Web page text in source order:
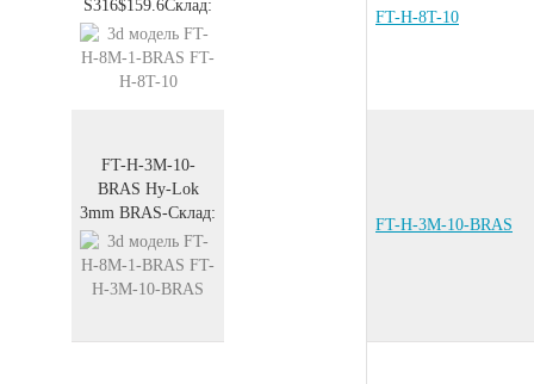
S316$159.6Склад:
FT-H-8T-10
FT-H-3M-10-
BRAS Hy-Lok
3mm BRAS-Склад:
FT-H-3M-10-BRAS